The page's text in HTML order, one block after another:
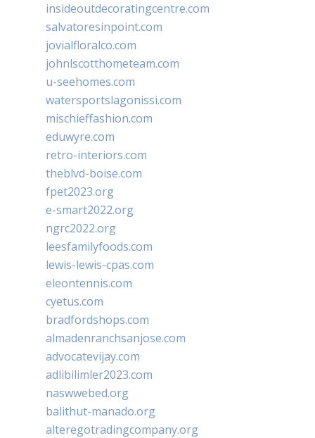
insideoutdecoratingcentre.com
salvatoresinpoint.com
jovialfloralco.com
johnlscotthometeam.com
u-seehomes.com
watersportslagonissi.com
mischieffashion.com
eduwyre.com
retro-interiors.com
theblvd-boise.com
fpet2023.org
e-smart2022.org
ngrc2022.org
leesfamilyfoods.com
lewis-lewis-cpas.com
eleontennis.com
cyetus.com
bradfordshops.com
almadenranchsanjose.com
advocatevijay.com
adlibilimler2023.com
naswwebed.org
balithut-manado.org
alteregotradingcompany.org